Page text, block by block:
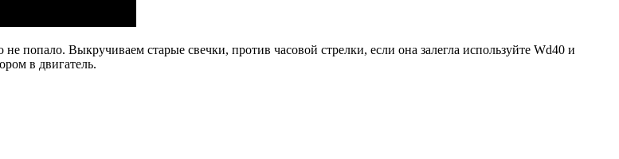
попало. Выкручиваем старые свечки, против часовой стрелки, если она залегла используйте Wd40 и
в двигатель.